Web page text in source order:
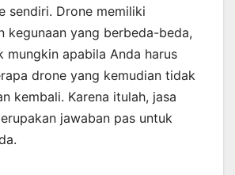
sendiri. Drone memiliki
kegunaan yang berbeda-beda,
mungkin apabila Anda harus
drone yang kemudian tidak
kembali. Karena itulah, jasa
jawaban pas untuk